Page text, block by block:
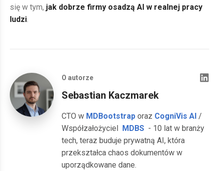
się w tym, jak dobrze firmy osadzą AI w realnej pracy
ludzi.
O autorze
Sebastian Kaczmarek
CTO w MDBootstrap oraz CogniVis AI /
Współzałożyciel MDBS - 10 lat w branży
tech, teraz buduje prywatną AI, która
przekształca chaos dokumentów w
uporządkowane dane.